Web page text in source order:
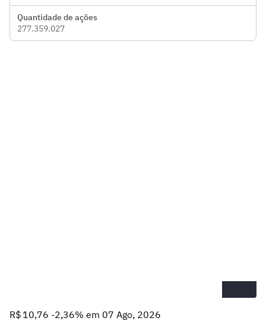
Quantidade de ações
277.359.027
R$ 10,76 -2,36% em 07 Ago, 2026